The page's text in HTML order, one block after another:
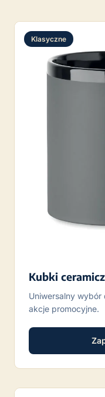
Klasyczne
Kubki
Uniwersalny wybór
akcje promocyjne.